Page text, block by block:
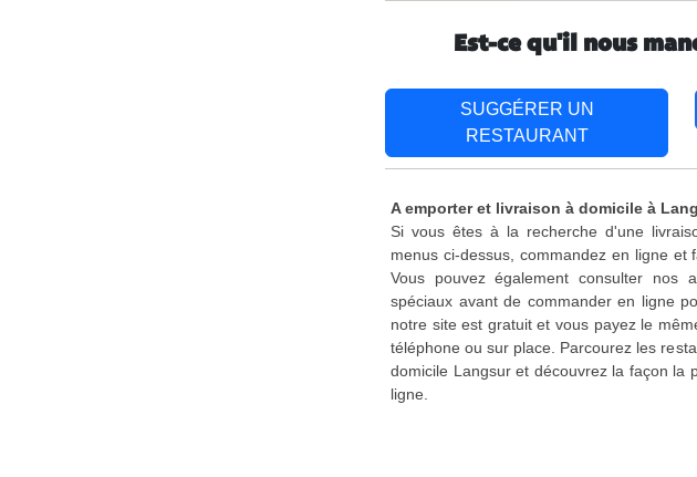
Est-ce qu'il nous
SUGGÉRER UN
RESTAURANT
A emporter et livraison à domicile à
Si vous êtes à la recherche d'une
menus ci-dessus, commandez en ligne et
Vous pouvez également consulter nos
spéciaux avant de commander en ligne
notre site est gratuit et vous payez le
téléphone ou sur place. Parcourez les
domicile Langsur et découvrez la façon la
ligne.